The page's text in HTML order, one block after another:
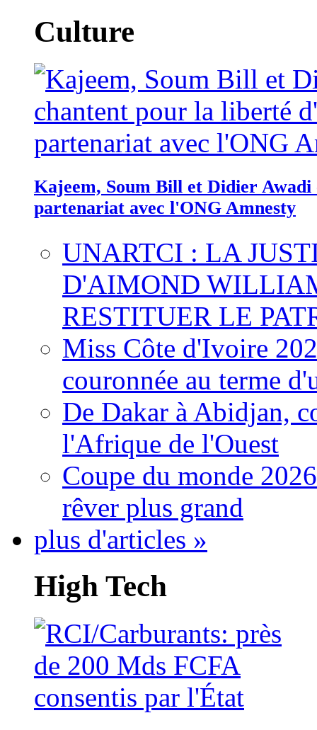
Culture
Kajeem, Soum Bill et Didier
partenariat avec l'ONG Amnesty
UNARTCI : LA
D'AIMOND
RESTITUER LE
Miss Côte d'Ivoire
couronnée au terme
De Dakar à Abidjan,
l'Afrique de l'Ouest
Coupe du monde
rêver plus grand
plus d'articles »
High Tech